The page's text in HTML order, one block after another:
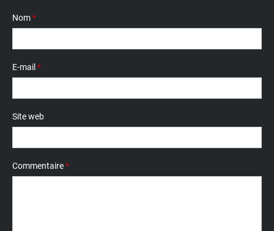
Nom*
E-mail *
Site web
Commentaire*